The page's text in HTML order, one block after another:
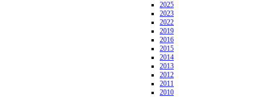
2025
2023
2022
2019
2016
2015
2014
2013
2012
2011
2010